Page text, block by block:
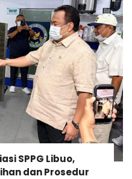
SPPG Libuo,
dan Prosedur